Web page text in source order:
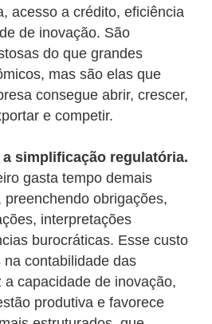
acesso a crédito, eficiência
de inovação. São
do que grandes
mas são elas que
consegue abrir, crescer,
e competir.
simplificação regulatória.
gasta tempo demais
obrigações,
interpretações
burocráticas. Esse custo
contabilidade das
capacidade de inovação,
produtiva e favorece